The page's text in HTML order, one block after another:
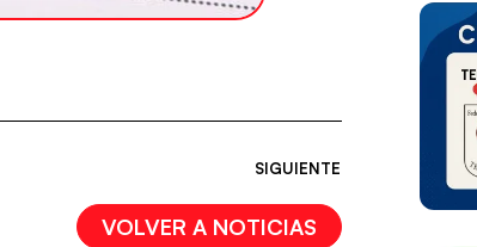
SIGUIENTE
VOLVER A NOTICIAS